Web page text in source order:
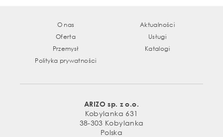
O nas
Aktualności
Oferta
Usługi
Przemysł
Katalogi
Polityka prywatności
ARIZO sp. z o.o.
Kobylanka 631
38-303 Kobylanka
Polska